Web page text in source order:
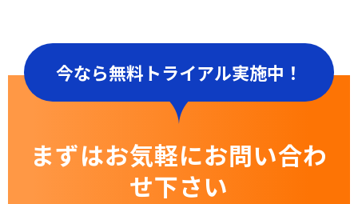
今なら無料トライアル実施中！
まずはお気軽にお問い合わ
せ下さい